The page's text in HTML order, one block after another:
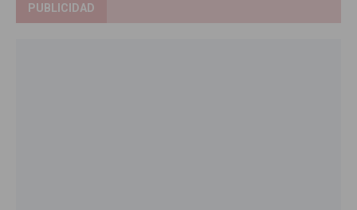
PUBLICIDAD